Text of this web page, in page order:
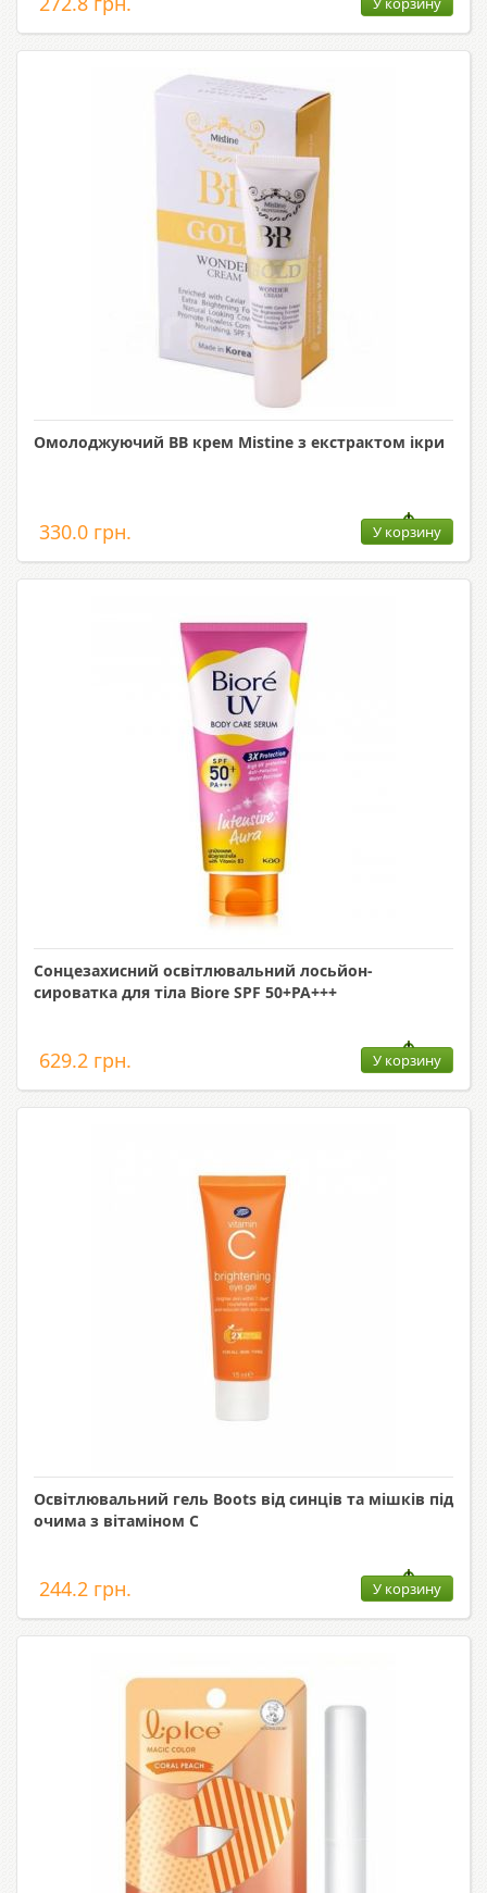
Омолоджуючий ВВ крем Mistine з екстрактом ікри
330.0 грн. У корзину
Сонцезахисний освітлювальний лосьйон-
сироватка для тіла Biore SPF 50+PA+++
629.2 грн. У корзину
Освітлювальний гель Boots від синців та мішків під
очима з вітаміном С
244.2 грн. У корзину